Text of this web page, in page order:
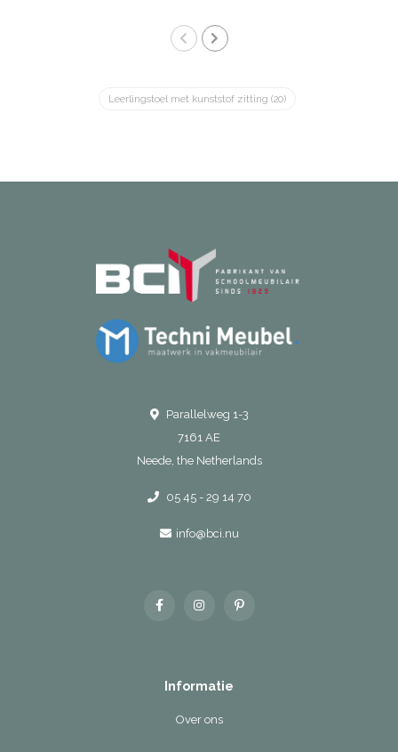
Leerlingstoel met kunststof zitting (20)
Parallelweg 1-3
7161 AE
Neede, the Netherlands
05 45 - 29 14 70
info@bci.nu
Informatie
Over ons